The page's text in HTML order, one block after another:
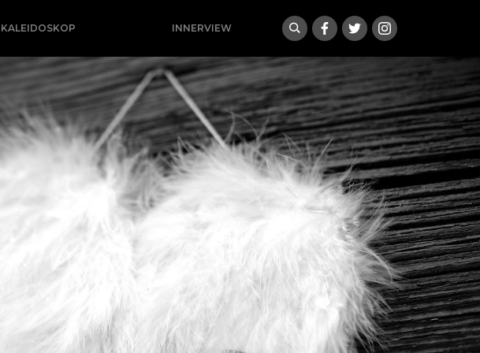
KALEIDOSKOP INNERVIEW